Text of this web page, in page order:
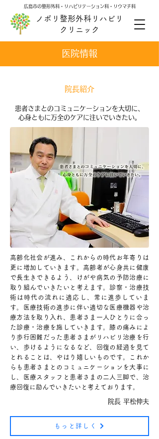
広島市の整形外科・リハビリテーション科・リウマチ科
ノボリ整形外科リハビリ
クリニック
医院情報
​院長紹介
​患者さまとのコミュニケーションを大切に、
心身ともに万全のケアに注いでいきたい。
高齢化社会が進み、これからの時代お年寄りは
更に増加していきます。高齢者が心身共に健康
で長生きできるよう、けがや病気の予防治療に
取り組んでいきたいと考えます。診察・治療技
術は時代の流れに適応し、常に進歩していま
す。医療技術の進歩に伴い適切な医療機器や治
療方法を取り入れ、患者さま一人ひとりに合っ
た診療・治療を施していきます。膝の痛みによ
り歩行困難だった患者さまがリハビリ治療を行
い、歩けるようになるなど、回復の経過を見て
とれることは、やはり嬉しいものです。これか
らも患者さまとのコミュニケーションを大事に
し、医療スタッフと患者さまの二人三脚で、治
療回復に励んでいきたいと考えております。
院長 平松伸夫
もっと詳しく